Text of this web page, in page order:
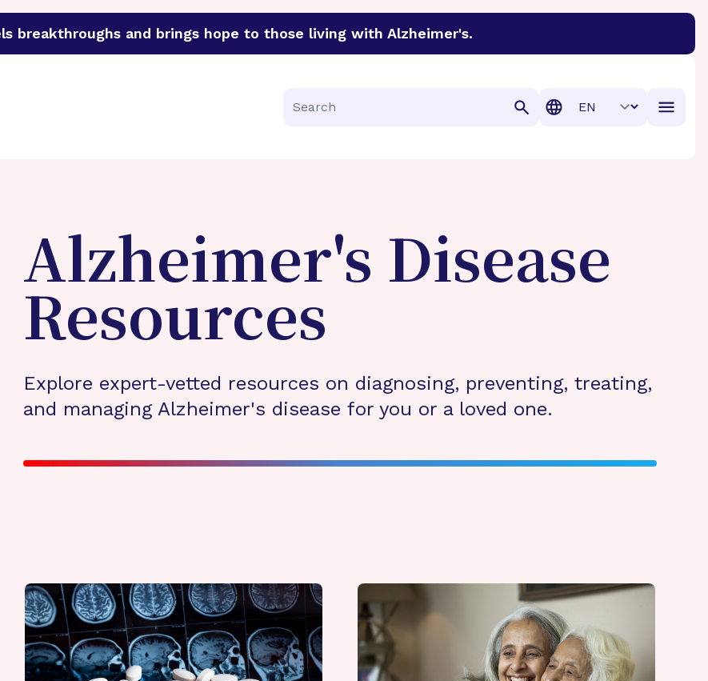
breakthroughs and brings hope to those living with Alzheimer's.
of groundbreaking research in an urgent effort to discover cures for Alzheimer’s disease, macular
Search
Translation
Alzheimer's Disease
Resources
Explore expert-vetted resources on diagnosing, preventing, treating,
and managing Alzheimer's disease for you or a loved one.